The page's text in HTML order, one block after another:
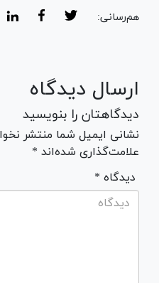
هم‌رسانی:
ارسال دیدگاه
دیدگاهتان را بنویسید
نشانی ایمیل شما منتشر
علامت‌گذاری شده‌اند *
* دیدگاه